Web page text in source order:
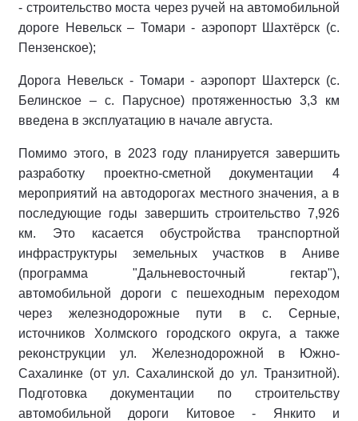
- строительство моста через ручей на автомобильной
дороге Невельск – Томари - аэропорт Шахтёрск (с.
Пензенское);
Дорога Невельск - Томари - аэропорт Шахтерск (с.
Белинское – с. Парусное) протяженностью 3,3 км
введена в эксплуатацию в начале августа.
Помимо этого, в 2023 году планируется завершить
разработку проектно-сметной документации 4
мероприятий на автодорогах местного значения, а в
последующие годы завершить строительство 7,926
км. Это касается обустройства транспортной
инфраструктуры земельных участков в Аниве
(программа "Дальневосточный гектар"),
автомобильной дороги с пешеходным переходом
через железнодорожные пути в с. Серные,
источников Холмского городского округа, а также
реконструкции ул. Железнодорожной в Южно-
Сахалинке (от ул. Сахалинской до ул. Транзитной).
Подготовка документации по строительству
автомобильной дороги Китовое - Янкито и